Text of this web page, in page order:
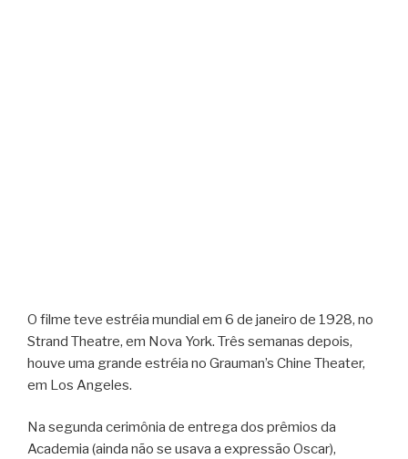
O filme teve estréia mundial em 6 de janeiro de 1928, no
Strand Theatre, em Nova York. Três semanas depois,
houve uma grande estréia no Grauman’s Chine Theater,
em Los Angeles.
Na segunda cerimônia de entrega dos prêmios da
Academia (ainda não se usava a expressão Oscar),